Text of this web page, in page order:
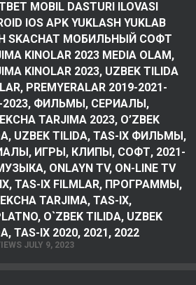
MOBIL DASTURI ILOVASI
IOS APK YUKLASH YUKLAB
SKACHAT МОБИЛЬНЫЙ СОФТ
KINOLAR 2023 MEDIA OLAM,
KINOLAR 2023, UZBEK TILIDA
PREMYERALAR 2019-2021-
2023, ФИЛЬМЫ, СЕРИАЛЫ,
TARJIMA 2023, O’ZBEK
UZBEK TILIDA, TAS-IX ФИЛЬМЫ,
ИГРЫ, КЛИПЫ, СОФТ, 2021-
ONLAYN TV, ON-LINE TV
TAS-IX FILMLAR, ПРОГРАММЫ,
TARJIMA, TAS-IX,
O`ZBEK TILIDA, UZBEK
TAS-IX 2020, 2021, 2022
JULY 9, 2023